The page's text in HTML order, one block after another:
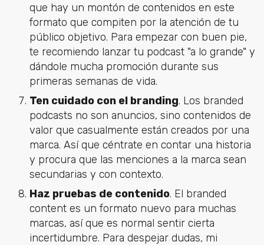
que hay un montón de contenidos en este
formato que compiten por la atención de tu
público objetivo. Para empezar con buen pie,
te recomiendo lanzar tu podcast "a lo grande" y
dándole mucha promoción durante sus
primeras semanas de vida.
Ten cuidado con el branding. Los branded
podcasts no son anuncios, sino contenidos de
valor que casualmente están creados por una
marca. Así que céntrate en contar una historia
y procura que las menciones a la marca sean
secundarias y con contexto.
Haz pruebas de contenido. El branded
content es un formato nuevo para muchas
marcas, así que es normal sentir cierta
incertidumbre. Para despejar dudas, mi